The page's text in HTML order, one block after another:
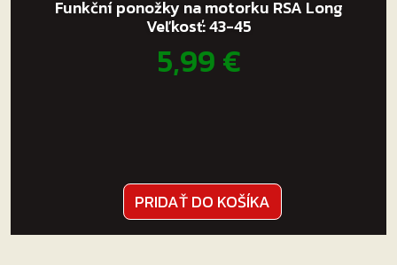
Funkční ponožky na motorku RSA Long
Veľkosť: 43-45
5,99€
PRIDAŤ DO KOŠÍKA